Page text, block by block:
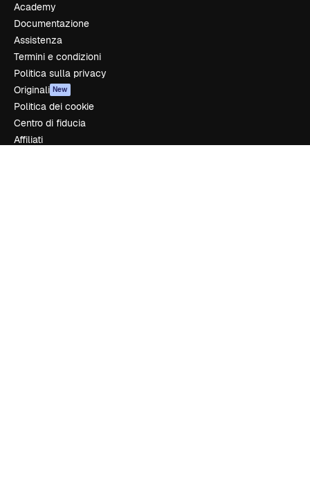
Academy
Documentazione
Assistenza
Termini e condizioni
Politica sulla privacy
Originali New
Politica dei cookie
Centro di fiducia
Affiliati